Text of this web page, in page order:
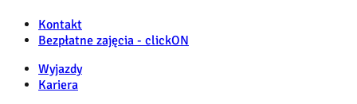
Kontakt
Bezpłatne zajęcia - clickON
Wyjazdy
Kariera